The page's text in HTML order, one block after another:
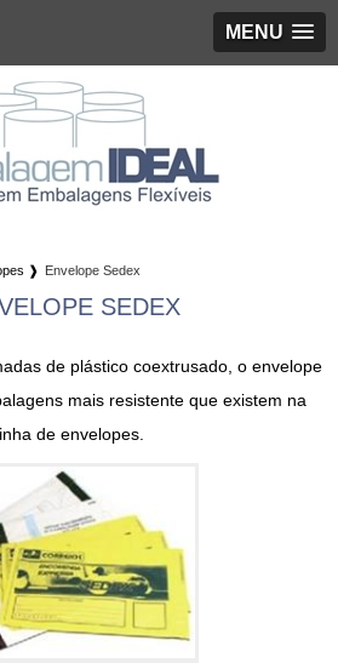
MENU
❱ Envelope Sedex
SEDEX
de plástico coextrusado, o envelope
mais resistente que existem na
de envelopes.